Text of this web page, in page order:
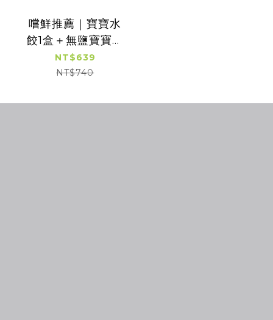
嚐鮮推薦｜寶寶水
餃1盒＋無鹽寶寶烏
龍麵6入｜適合1歲
以上｜冷凍
NT$639
NT$740